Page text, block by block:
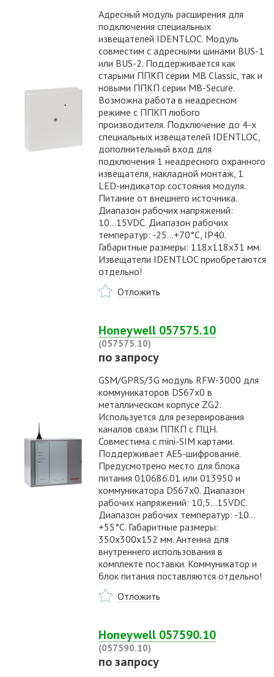
Адресный модуль расширения для
подключения специальных
извещателей IDENTLOC. Модуль
совместим с адресными шинами BUS-1
или BUS-2. Поддерживается как
старыми ППКП серии MB Classic, так и
новыми ППКП серии MB-Secure.
Возможна работа в неадресном
режиме с ППКП любого
производителя. Подключение до 4-х
специальных извещателей IDENTLOC,
дополнительный вход для
подключения 1 неадресного охранного
извещателя, накладной монтаж, 1
LED-индикатор состояния модуля.
Питание от внешнего источника.
Диапазон рабочих напряжений:
10...15VDC. Диапазон рабочих
температур: -25…+70°С, IP40.
Габаритные размеры: 118х118х31 мм.
Извещатели IDENTLOC приобретаются
отдельно!
Отложить
Honeywell 057575.10
(057575.10)
по запросу
GSM/GPRS/3G модуль RFW-3000 для
коммуникаторов DS67x0 в
металлическом корпусе ZG2.
Используется для резервирования
каналов связи ППКП с ПЦН.
Совместима с mini-SIM картами.
Поддерживает AES-шифрование.
Предусмотрено место для блока
питания 010686.01 или 013950 и
коммуникатора DS67x0. Диапазон
рабочих напряжений: 10,5...15VDC.
Диапазон рабочих температур: -10…
+55°С. Габаритные размеры:
350х300х152 мм. Антенна для
внутреннего использования в
комплекте поставки. Коммуникатор и
блок питания поставляются отдельно!
Отложить
Honeywell 057590.10
(057590.10)
по запросу